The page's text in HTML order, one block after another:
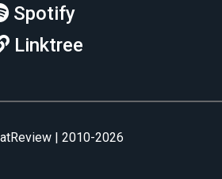
Spotify
Linktree
| 2010-2026